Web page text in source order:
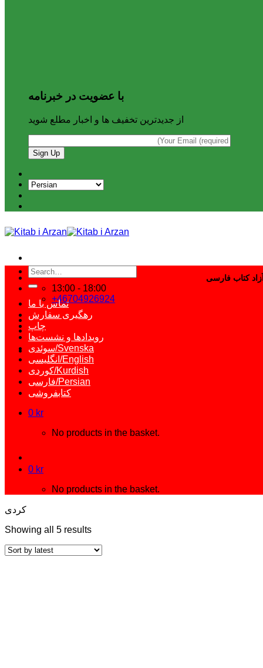
با عضویت در خبرنامه
از جدیدترین تخفیف ها و اخبار مطلع شوید
13:00 - 18:00
+46704926924
Search
for:
تماس با ما
رهگیری سفارش
چاپ
رویدادها و نشست‌ها
سوئدی/Svenska
انگلیسی/English
کوردی/Kurdish
فارسی/Persian
کتابفروشی
0 kr
No products in the basket.
0 kr
No products in the basket.
کردی
Showing all 5 results